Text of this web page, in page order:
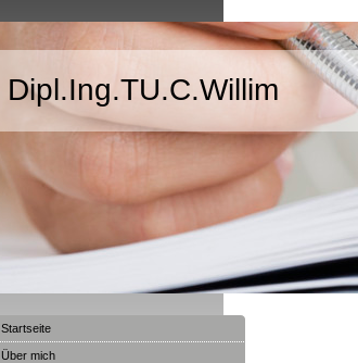
Dipl.Ing.TU.C.Willim
Startseite
Über mich